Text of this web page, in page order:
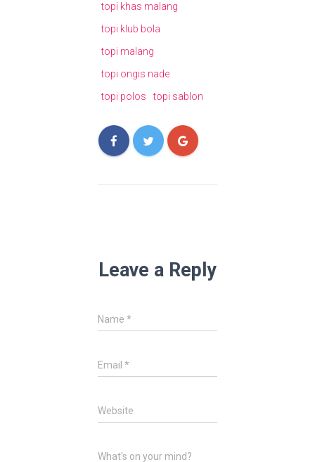
topi khas malang
topi klub bola
topi malang
topi ongis nade
topi polos
topi sablon
Leave a Reply
Name *
Email *
Website
What's on your mind?